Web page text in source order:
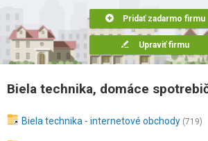
Pridať zadarmo firmu
Upraviť firmu
Biela technika, domáce
Biela technika - internetové obchody (719)